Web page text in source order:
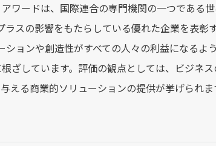
ワードは、国際連合の専門機関の一つである
ラスの影響をもたらしている優れた企業を表彰
ションや創造性がすべての人々の利益になるよ
ざしています。評価の観点としては、ビジネ
える商業的ソリューションの提供が挙げられま